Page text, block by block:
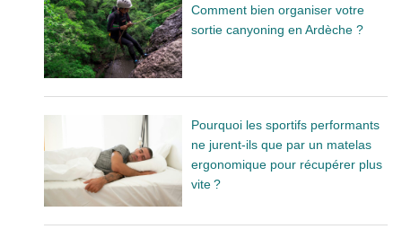
Comment bien organiser votre
sortie canyoning en Ardèche ?
Pourquoi les sportifs performants
ne jurent-ils que par un matelas
ergonomique pour récupérer plus
vite ?